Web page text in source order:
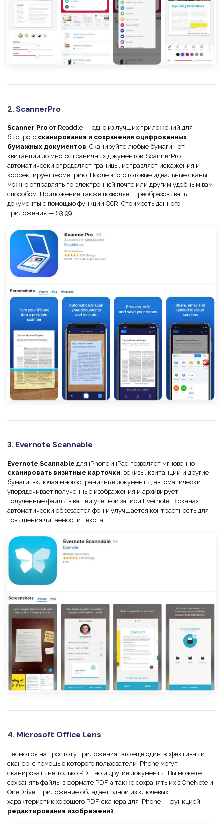
2. ScannerPro
Scanner Pro от Readdle — одно из лучших приложений для
быстрого сканирования и сохранения оцифрованных
бумажных документов . Сканируйте любые бумаги - от
квитанций до многостраничных документов. ScannerPro
автоматически определяет границы, исправляет искажения и
корректирует геометрию. После этого готовые идеальные сканы
можно отправлять по электронной почте или другим удобным вам
способом. Приложение также позволяет преобразовывать
документы с помощью функции OCR. Стоимость данного
приложения — $3.99.
3. Evernote Scannable
Evernote Scannable для iPhone и iPad позволяет мгновенно
сканировать визитные карточки, эскизы, квитанции и другие
бумаги, включая многостраничные документы, автоматически
упорядочивает полученные изображения и архивирует
полученные файлы в вашей учетной записи Evernote. В сканах
автоматически обрезается фон и улучшается контрастность для
повышения читаемости текста.
4. Microsoft Office Lens
Несмотря на простоту приложения, это еще один эффективный
сканер, с помощью которого пользователи iPhone могут
сканировать не только PDF, но и другие документы. Вы можете
сохранять файлы в формате PDF, а также сохранять их в OneNote и
OneDrive. Приложение обладает одной из ключевых
характеристик хорошего PDF-сканера для iPhone — функцией
редактирования изображений